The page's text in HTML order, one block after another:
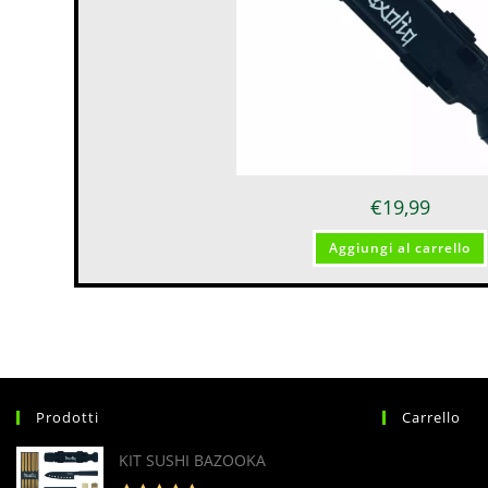
€19,99
Aggiungi al carrello
Prodotti
KIT SUSHI BAZOOKA
Carrello